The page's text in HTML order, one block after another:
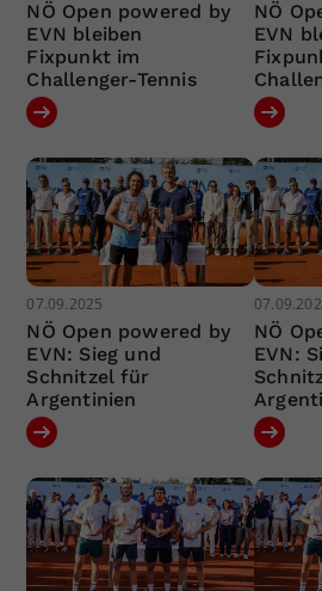
NÖ Open powered by
EVN bleiben
Fixpunkt im
Challenger-Tennis
NÖ
EVN
07.09.2025
NÖ Open powered by
EVN: Sieg und
Schnitzel für
Argentinien
NÖ
EVN: